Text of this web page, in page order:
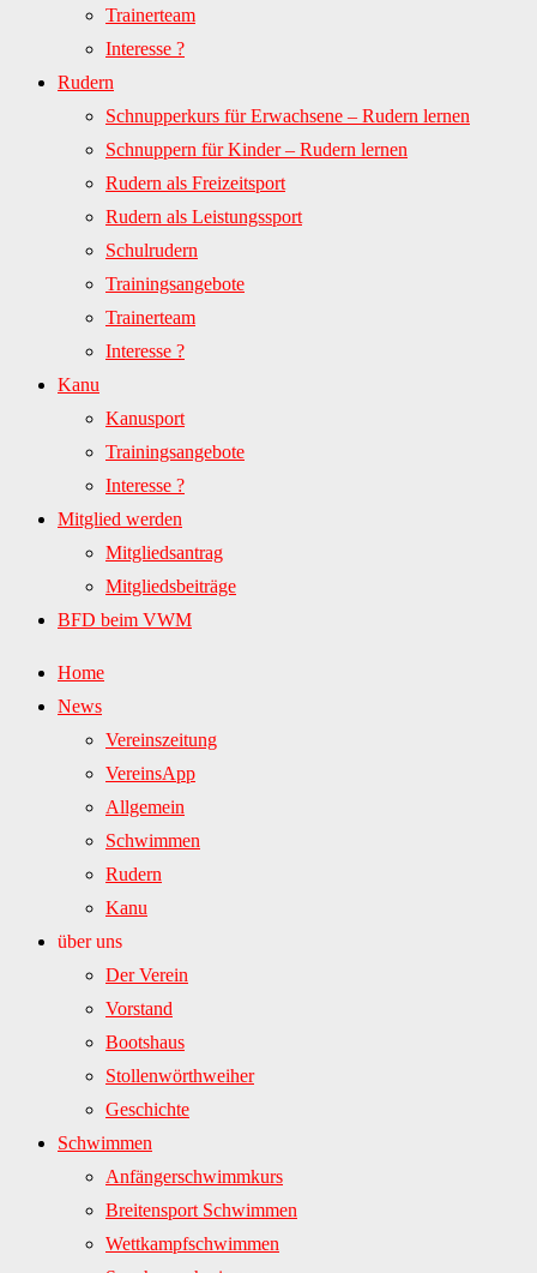
Trainerteam
Interesse ?
Rudern
Schnupperkurs für Erwachsene – Rudern lernen
Schnuppern für Kinder – Rudern lernen
Rudern als Freizeitsport
Rudern als Leistungssport
Schulrudern
Trainingsangebote
Trainerteam
Interesse ?
Kanu
Kanusport
Trainingsangebote
Interesse ?
Mitglied werden
Mitgliedsantrag
Mitgliedsbeiträge
BFD beim VWM
Home
News
Vereinszeitung
VereinsApp
Allgemein
Schwimmen
Rudern
Kanu
über uns
Der Verein
Vorstand
Bootshaus
Stollenwörthweiher
Geschichte
Schwimmen
Anfängerschwimmkurs
Breitensport Schwimmen
Wettkampfschwimmen